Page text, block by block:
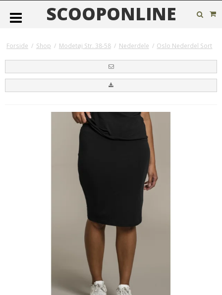
SCOOPONLINE
Forside / Shop / Modetøj Str. 38-58 / Nederdele / Oslo Nederdel Sort